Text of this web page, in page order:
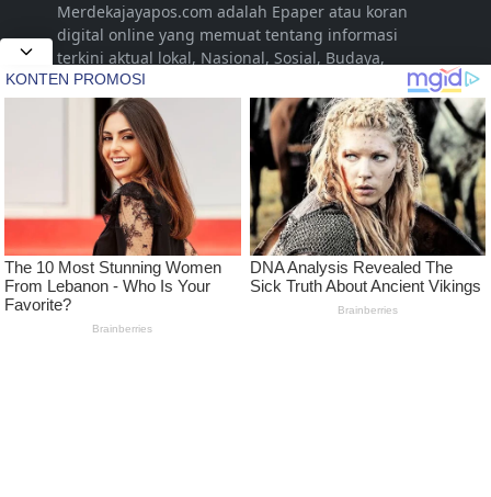
Merdekajayapos.com adalah Epaper atau koran
digital online yang memuat tentang informasi
terkini aktual lokal, Nasional, Sosial, Budaya,
Hukum, Daerah, Pariwisata, Hiburan, Promosi,
Pertanian, Livestyle, Video, Musik yang disajikan
untuk dan dari Kota Jepara Indonesia. Namun
seiring dengan berjalannya waktu dalam
pengembangan, diharapkan dapat menjangkau
hingga pada tingkat Nasional
LEARN MORE
Pedoman Media Siber